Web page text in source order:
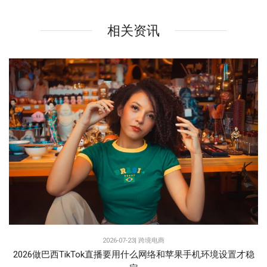
相关资讯
2026-07-23| 跨境电商
2026做巴西TikTok直播要用什么网络和苹果手机环境设置才稳